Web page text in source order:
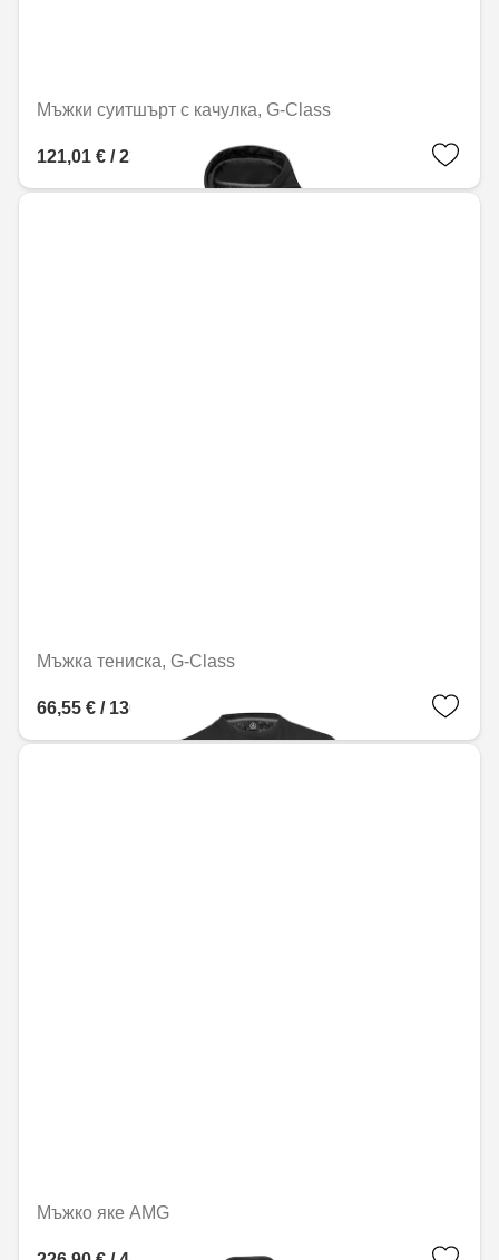
Мъжки суитшърт с качулка, G-Class
121,01 € / 236,67 лв.
Мъжка тениска, G-Class
66,55 € / 130,16 лв.
Мъжко яке AMG